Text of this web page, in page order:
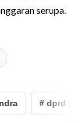
serupa.
# dprd jember